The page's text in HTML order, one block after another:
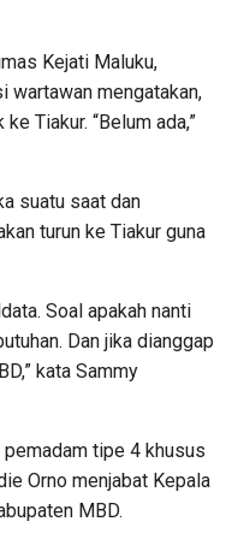
Kejati Maluku,
wartawan mengatakan,
Tiakur. “Belum ada,”
suatu saat dan
turun ke Tiakur guna
Soal apakah nanti
Dan jika dianggap
kata Sammy
tipe 4 khusus
Orno menjabat Kepala
MBD.